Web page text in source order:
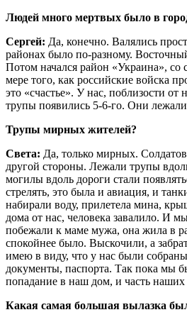
Людей много мертвых было в
Сергей: Да, конечно. Валялись
районах было по-разному.
Потом начался район «Украина»,
мере того, как российские войска
это «счастье». У нас, поблизости от
трупы появились 5-6-го. Они
Трупы мирных жителей?
Света: Да, только мирных.
другой стороны. Лежали трупы
могилы вдоль дороги стали
стрелять, это была и авиация, и
набирали воду, прилетела мина,
дома от нас, человека завалило. И
побежали к маме мужа, она жила в
спокойнее было. Выскочили, а
имею в виду, что у нас были
документы, паспорта. Так пока мы
попадание в наш дом, и часть наших
Какая самая большая вылазка